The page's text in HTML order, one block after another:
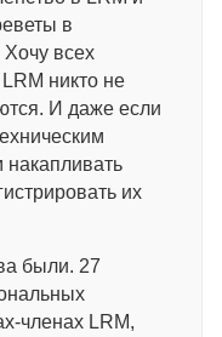
в
всех
никто не
И даже если
накапливать
их
были. 27
членах LRM,